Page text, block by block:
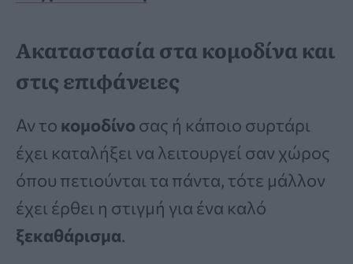
Ακαταστασία στα κομοδίνα και
στις επιφάνειες
Αν το κομοδίνο σας ή κάποιο συρτάρι
έχει καταλήξει να λειτουργεί σαν χώρος
όπου πετιούνται τα πάντα, τότε μάλλον
έχει έρθει η στιγμή για ένα καλό
ξεκαθάρισμα.